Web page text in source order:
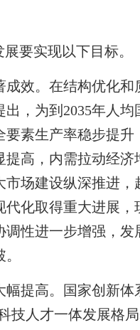
要实现以下目标。
。在结构优化和
，为到2035年人
素生产率稳步提
高，内需拉动经
场建设纵深推进
化取得重大进展
性进一步增强，
高。国家创新体
技人才一体发展格